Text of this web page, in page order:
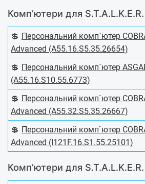
Комп’ютери для
💲 Персональний комп`ютер
Advanced (A55.16.S5.35.26654)
💲 Персональний комп`ютер
(A55.16.S10.55.6773)
💲 Персональний комп`ютер
Advanced (A55.32.S5.35.26667)
💲 Персональний комп`ютер
Advanced (I121F.16.S1.55.25101)
Комп’ютери для